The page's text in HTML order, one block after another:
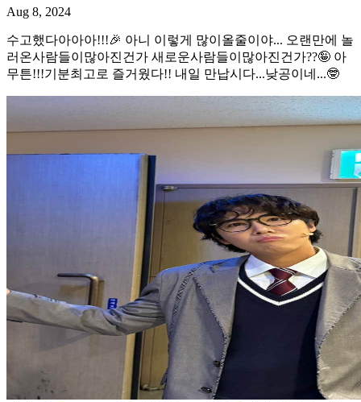
Aug 8, 2024
수고했다아아아!!!🎉 아니 이렇게 많이올줄이야... 오랜만에 놀
러온사람들이많아진건가 새로운사람들이많아진건가??🤪 아
무튼!!!기분최고로 즐거웠다!! 내일 만납시다...낮공이네...🤓